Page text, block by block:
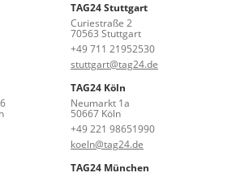
TAG24 Stuttgart
Curiestraße 2
70563 Stuttgart
+49 711 21952530
stuttgart@tag24.de
TAG24 Köln
Neumarkt 1a
50667 Köln
+49 221 98651990
koeln@tag24.de
TAG24 München